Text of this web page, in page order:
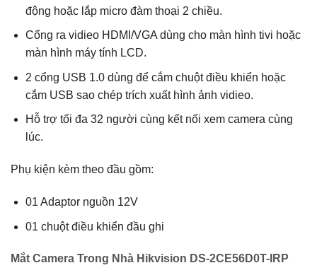
động hoặc lắp micro đàm thoại 2 chiều.
Cổng ra vidieo HDMI/VGA dùng cho màn hình tivi hoặc
màn hình máy tính LCD.
2 cổng USB 1.0 dùng để cắm chuột điều khiển hoặc
cắm USB sao chép trích xuất hình ảnh vidieo.
Hỗ trợ tối đa 32 người cùng kết nối xem camera cùng
lúc.
Phụ kiện kèm theo đầu gồm:
01 Adaptor nguồn 12V
01 chuột điều khiển đầu ghi
Mắt Camera Trong Nhà Hikvision DS-2CE56D0T-IRP